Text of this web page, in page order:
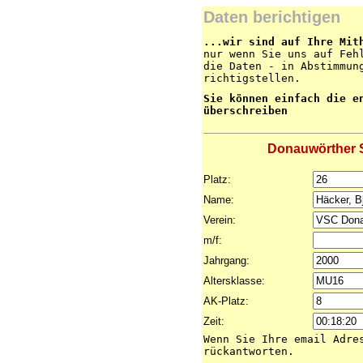
Daten berichtigen
...wir sind auf Ihre
nur wenn Sie uns auf
die Daten - in
richtigstellen.
Sie können einfach die
überschreiben
Donauwörther
Platz:
Name:
Verein:
m/f:
Jahrgang:
Altersklasse:
AK-Platz:
Zeit:
Wenn Sie Ihre email
rückantworten.